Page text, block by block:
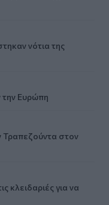
νότια της
την Ευρώπη
Τραπεζούντα στον
κλειδαριές για να